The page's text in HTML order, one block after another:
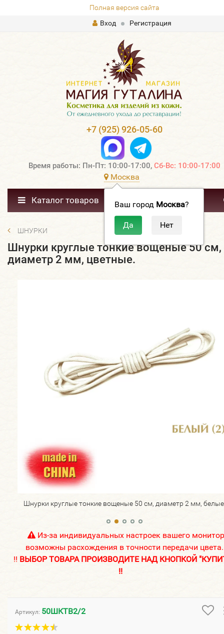
Полная версия сайта
Вход
Регистрация
+7 (925) 926-05-60
Время работы: Пн-Пт: 10:00-17:00, Сб-Вс: 10:00-17:00
Москва
Ваш город Москва?
Каталог товаров
ШНУРКИ
Шнурки круглые тонкие вощеные 50 см,
диаметр 2 мм, цветные.
Шнурки круглые тонкие вощеные 50 см, диаметр 2 мм,
Из-за индивидуальных настроек вашего
возможны расхождения в точности передачи цвета.
!! ВЫБОР ТОВАРА ПРОИЗВОДИТЕ НАД КНОПКОЙ
!!
Артикул: 50ШКТВ2/2